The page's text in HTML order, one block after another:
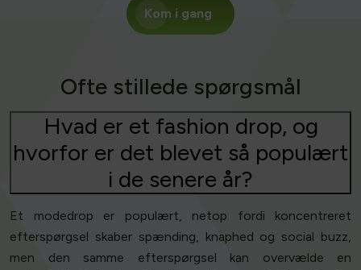
Kom i gang
Ofte stillede spørgsmål
Hvad er et fashion drop, og
hvorfor er det blevet så populært
i de senere år?
Et modedrop er populært, netop fordi koncentreret
efterspørgsel skaber spænding, knaphed og social buzz,
men den samme efterspørgsel kan overvælde en